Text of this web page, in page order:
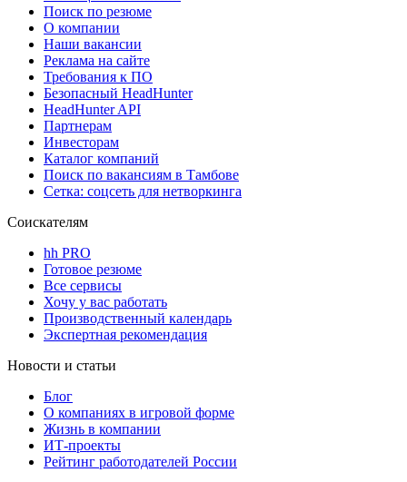
Поиск по резюме
О компании
Наши вакансии
Реклама на сайте
Требования к ПО
Безопасный HeadHunter
HeadHunter API
Партнерам
Инвесторам
Каталог компаний
Поиск по вакансиям в Тамбове
Сетка: соцсеть для нетворкинга
Соискателям
hh PRO
Готовое резюме
Все сервисы
Хочу у вас работать
Производственный календарь
Экспертная рекомендация
Новости и статьи
Блог
О компаниях в игровой форме
Жизнь в компании
ИТ-проекты
Рейтинг работодателей России